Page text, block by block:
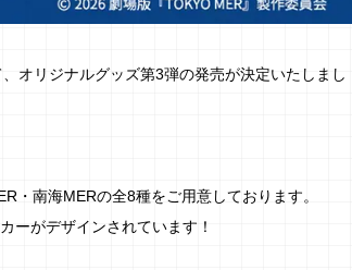
オリジナルグッズ第3弾の発売が決定いたしまし
・南海MERの全8種をご用意しております。
ーがデザインされています！